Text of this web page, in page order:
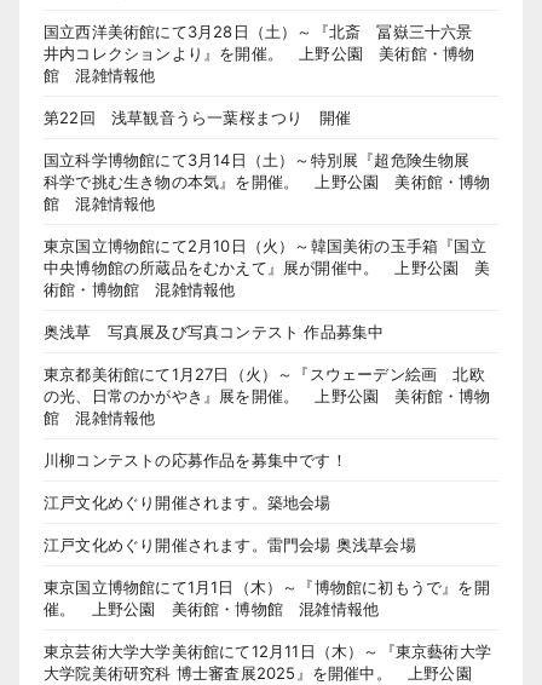
国立西洋美術館にて3月28日（土）～『北斎 冨嶽三十六景
井内コレクションより』を開催。 上野公園 美術館・博物
館 混雑情報他
第22回 浅草観音うら一葉桜まつり 開催
国立科学博物館にて3月14日（土）～特別展『超危険生物展
科学で挑む生き物の本気』を開催。 上野公園 美術館・博物
館 混雑情報他
東京国立博物館にて2月10日（火）～韓国美術の玉手箱『国立
中央博物館の所蔵品をむかえて』展が開催中。 上野公園 美
術館・博物館 混雑情報他
奥浅草 写真展及び写真コンテスト 作品募集中
東京都美術館にて1月27日（火）～『スウェーデン絵画 北欧
の光、日常のかがやき』展を開催。 上野公園 美術館・博物
館 混雑情報他
川柳コンテストの応募作品を募集中です！
江戸文化めぐり開催されます。築地会場
江戸文化めぐり開催されます。雷門会場 奥浅草会場
東京国立博物館にて1月1日（木）～『博物館に初もうで』を開
催。 上野公園 美術館・博物館 混雑情報他
東京芸術大学大学美術館にて12月11日（木）～『東京藝術大学
大学院美術研究科 博士審査展2025』を開催中。 上野公園